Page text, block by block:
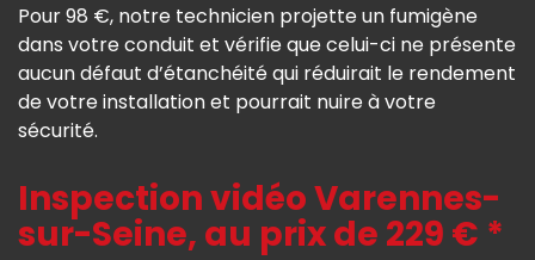
Pour 98 €, notre technicien projette un fumigène
dans votre conduit et vérifie que celui-ci ne présente
aucun défaut d’étanchéité qui réduirait le rendement
de votre installation et pourrait nuire à votre
sécurité.
Inspection vidéo Varennes-
sur-Seine, au prix de 229 € *